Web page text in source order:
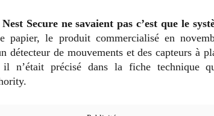
Secure ne savaient pas c’est que le
papier, le produit commercialisé en
détecteur de mouvements et des capteurs à
n’était précisé dans la fiche technique